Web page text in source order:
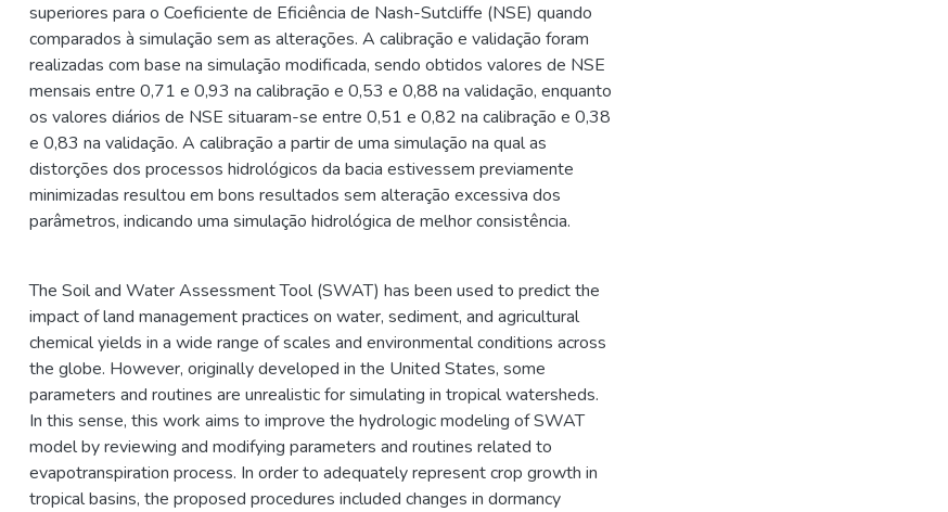
superiores para o Coeficiente de Eficiência de Nash-Sutcliffe (NSE) quando
comparados à simulação sem as alterações. A calibração e validação foram
realizadas com base na simulação modificada, sendo obtidos valores de NSE
mensais entre 0,71 e 0,93 na calibração e 0,53 e 0,88 na validação, enquanto
os valores diários de NSE situaram-se entre 0,51 e 0,82 na calibração e 0,38
e 0,83 na validação. A calibração a partir de uma simulação na qual as
distorções dos processos hidrológicos da bacia estivessem previamente
minimizadas resultou em bons resultados sem alteração excessiva dos
parâmetros, indicando uma simulação hidrológica de melhor consistência.
The Soil and Water Assessment Tool (SWAT) has been used to predict the
impact of land management practices on water, sediment, and agricultural
chemical yields in a wide range of scales and environmental conditions across
the globe. However, originally developed in the United States, some
parameters and routines are unrealistic for simulating in tropical watersheds.
In this sense, this work aims to improve the hydrologic modeling of SWAT
model by reviewing and modifying parameters and routines related to
evapotranspiration process. In order to adequately represent crop growth in
tropical basins, the proposed procedures included changes in dormancy